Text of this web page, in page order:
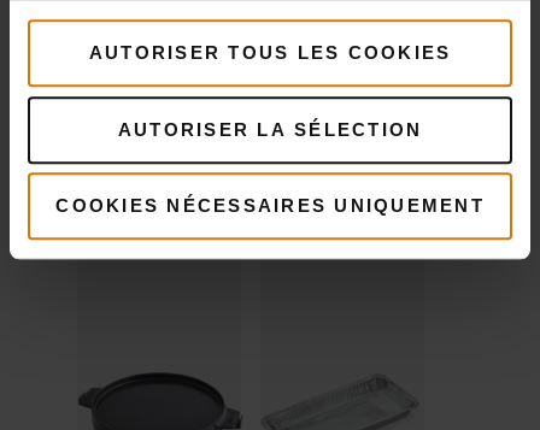
AUTORISER TOUS LES COOKIES
AUTORISER LA SÉLECTION
COOKIES NÉCESSAIRES UNIQUEMENT
Voir
détails
Voir
détails